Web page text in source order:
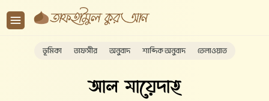
ভূমিকা তাফসীর অনুবাদ শাব্দিক অনুবাদ তেলাওয়াত
আল মায়েদাহ